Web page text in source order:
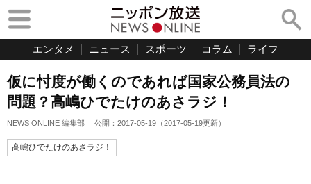
エンタメ ニュース スポーツ コラム ライフ
仮に忖度が働くのであれば国家公務員法の
問題？高嶋ひでたけのあさラジ！
NEWS ONLINE 編集部 公開： 2017-05-19 （2017-05-19更新）
高嶋ひでたけのあさラジ！